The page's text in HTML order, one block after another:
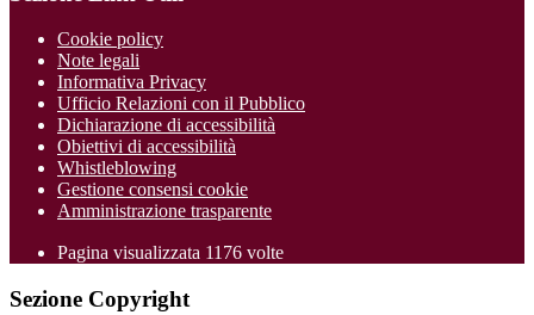
Cookie policy
Note legali
Informativa Privacy
Ufficio Relazioni con il Pubblico
Dichiarazione di accessibilità
Obiettivi di accessibilità
Whistleblowing
Gestione consensi cookie
Amministrazione trasparente
Pagina visualizzata 1176 volte
Sezione Copyright